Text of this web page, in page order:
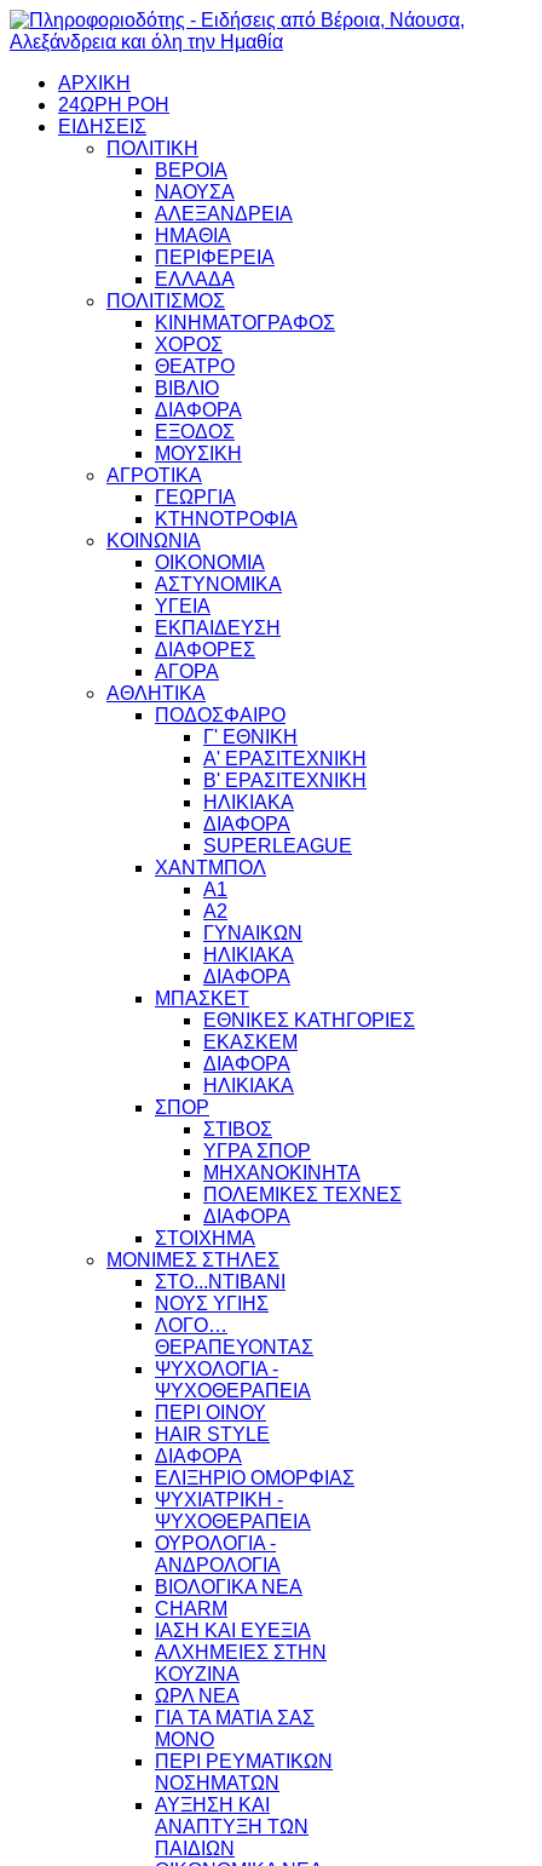
ΑΡΧΙΚΗ
24ΩΡΗ ΡΟΗ
ΕΙΔΗΣΕΙΣ
ΠΟΛΙΤΙΚΗ
ΒΕΡΟΙΑ
ΝΑΟΥΣΑ
ΑΛΕΞΑΝΔΡΕΙΑ
ΗΜΑΘΙΑ
ΠΕΡΙΦΕΡΕΙΑ
ΕΛΛΑΔΑ
ΠΟΛΙΤΙΣΜΟΣ
ΚΙΝΗΜΑΤΟΓΡΑΦΟΣ
ΧΟΡΟΣ
ΘΕΑΤΡΟ
ΒΙΒΛΙΟ
ΔΙΑΦΟΡΑ
ΕΞΟΔΟΣ
ΜΟΥΣΙΚΗ
ΑΓΡΟΤΙΚΑ
ΓΕΩΡΓΙΑ
ΚΤΗΝΟΤΡΟΦΙΑ
ΚΟΙΝΩΝΙΑ
ΟΙΚΟΝΟΜΙΑ
ΑΣΤΥΝΟΜΙΚΑ
ΥΓΕΙΑ
ΕΚΠΑΙΔΕΥΣΗ
ΔΙΑΦΟΡΕΣ
ΑΓΟΡΑ
ΑΘΛΗΤΙΚΑ
ΠΟΔΟΣΦΑΙΡΟ
Γ' ΕΘΝΙΚΗ
Α' ΕΡΑΣΙΤΕΧΝΙΚΗ
Β' ΕΡΑΣΙΤΕΧΝΙΚΗ
ΗΛΙΚΙΑΚΑ
ΔΙΑΦΟΡΑ
SUPERLEAGUE
ΧΑΝΤΜΠΟΛ
Α1
Α2
ΓΥΝΑΙΚΩΝ
ΗΛΙΚΙΑΚΑ
ΔΙΑΦΟΡΑ
ΜΠΑΣΚΕΤ
ΕΘΝΙΚΕΣ ΚΑΤΗΓΟΡΙΕΣ
ΕΚΑΣΚΕΜ
ΔΙΑΦΟΡΑ
ΗΛΙΚΙΑΚΑ
ΣΠΟΡ
ΣΤΙΒΟΣ
ΥΓΡΑ ΣΠΟΡ
ΜΗΧΑΝΟΚΙΝΗΤΑ
ΠΟΛΕΜΙΚΕΣ ΤΕΧΝΕΣ
ΔΙΑΦΟΡΑ
ΣΤΟΙΧΗΜΑ
ΜΟΝΙΜΕΣ ΣΤΗΛΕΣ
ΣΤΟ...ΝΤΙΒΑΝΙ
ΝΟΥΣ ΥΓΙΗΣ
ΛΟΓΟ…
ΘΕΡΑΠΕΥΟΝΤΑΣ
ΨΥΧΟΛΟΓΙΑ -
ΨΥΧΟΘΕΡΑΠΕΙΑ
ΠΕΡΙ ΟΙΝΟΥ
HAIR STYLE
ΔΙΑΦΟΡΑ
ΕΛΙΞΗΡΙΟ ΟΜΟΡΦΙΑΣ
ΨΥΧΙΑΤΡΙΚΗ -
ΨΥΧΟΘΕΡΑΠΕΙΑ
ΟΥΡΟΛΟΓΙΑ -
ΑΝΔΡΟΛΟΓΙΑ
ΒΙΟΛΟΓΙΚΑ ΝΕΑ
CHARM
ΙΑΣΗ ΚΑΙ ΕΥΕΞΙΑ
ΑΛΧΗΜΕΙΕΣ ΣΤΗΝ
ΚΟΥΖΙΝΑ
ΩΡΛ ΝEA
ΓΙΑ ΤΑ ΜΑΤΙΑ ΣΑΣ
ΜΟΝΟ
ΠΕΡΙ ΡΕΥΜΑΤΙΚΩΝ
ΝΟΣΗΜΑΤΩΝ
ΑΥΞΗΣΗ ΚΑΙ
ΑΝΑΠΤΥΞΗ ΤΩΝ
ΠΑΙΔΙΩΝ